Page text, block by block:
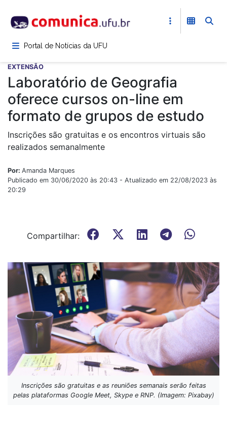
para
conteúdoPortal de Notícias da UFU
EXTENSÃO
Laboratório de Geografia
oferece cursos on-line em
formato de grupos de estudo
Inscrições são gratuitas e os encontros virtuais são
realizados semanalmente
Por: Amanda Marques
Publicado em 30/06/2020 às 20:43 - Atualizado em 22/08/2023 às
20:29
Compartilhar:
Inscrições são gratuitas e as reuniões semanais serão feitas
pelas plataformas Google Meet, Skype e RNP. (Imagem: Pixabay)